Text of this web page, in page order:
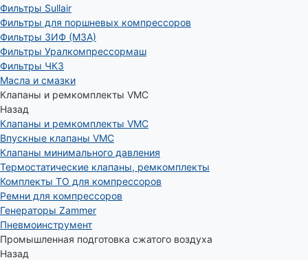
Фильтры Sullair
Фильтры для поршневых компрессоров
Фильтры ЗИФ (МЗА)
Фильтры Уралкомпрессормаш
Фильтры ЧКЗ
Масла и смазки
Клапаны и ремкомплекты VMC
Назад
Клапаны и ремкомплекты VMC
Впускные клапаны VMC
Клапаны минимального давления
Термостатические клапаны, ремкомплекты
Комплекты ТО для компрессоров
Ремни для компрессоров
Генераторы Zammer
Пневмоинструмент
Промышленная подготовка сжатого воздуха
Назад